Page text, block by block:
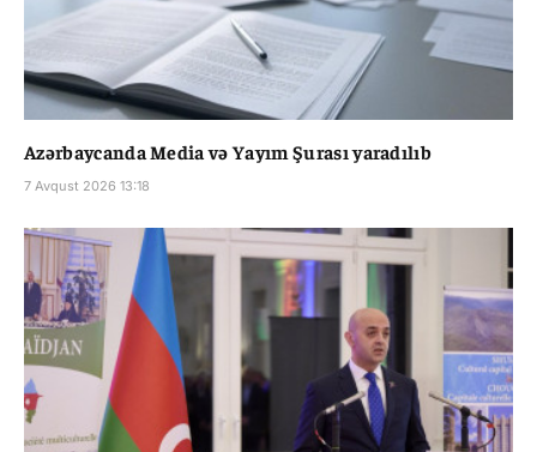
Azərbaycanda Media və Yayım Şurası yaradılıb
7 Avqust 2026 13:18